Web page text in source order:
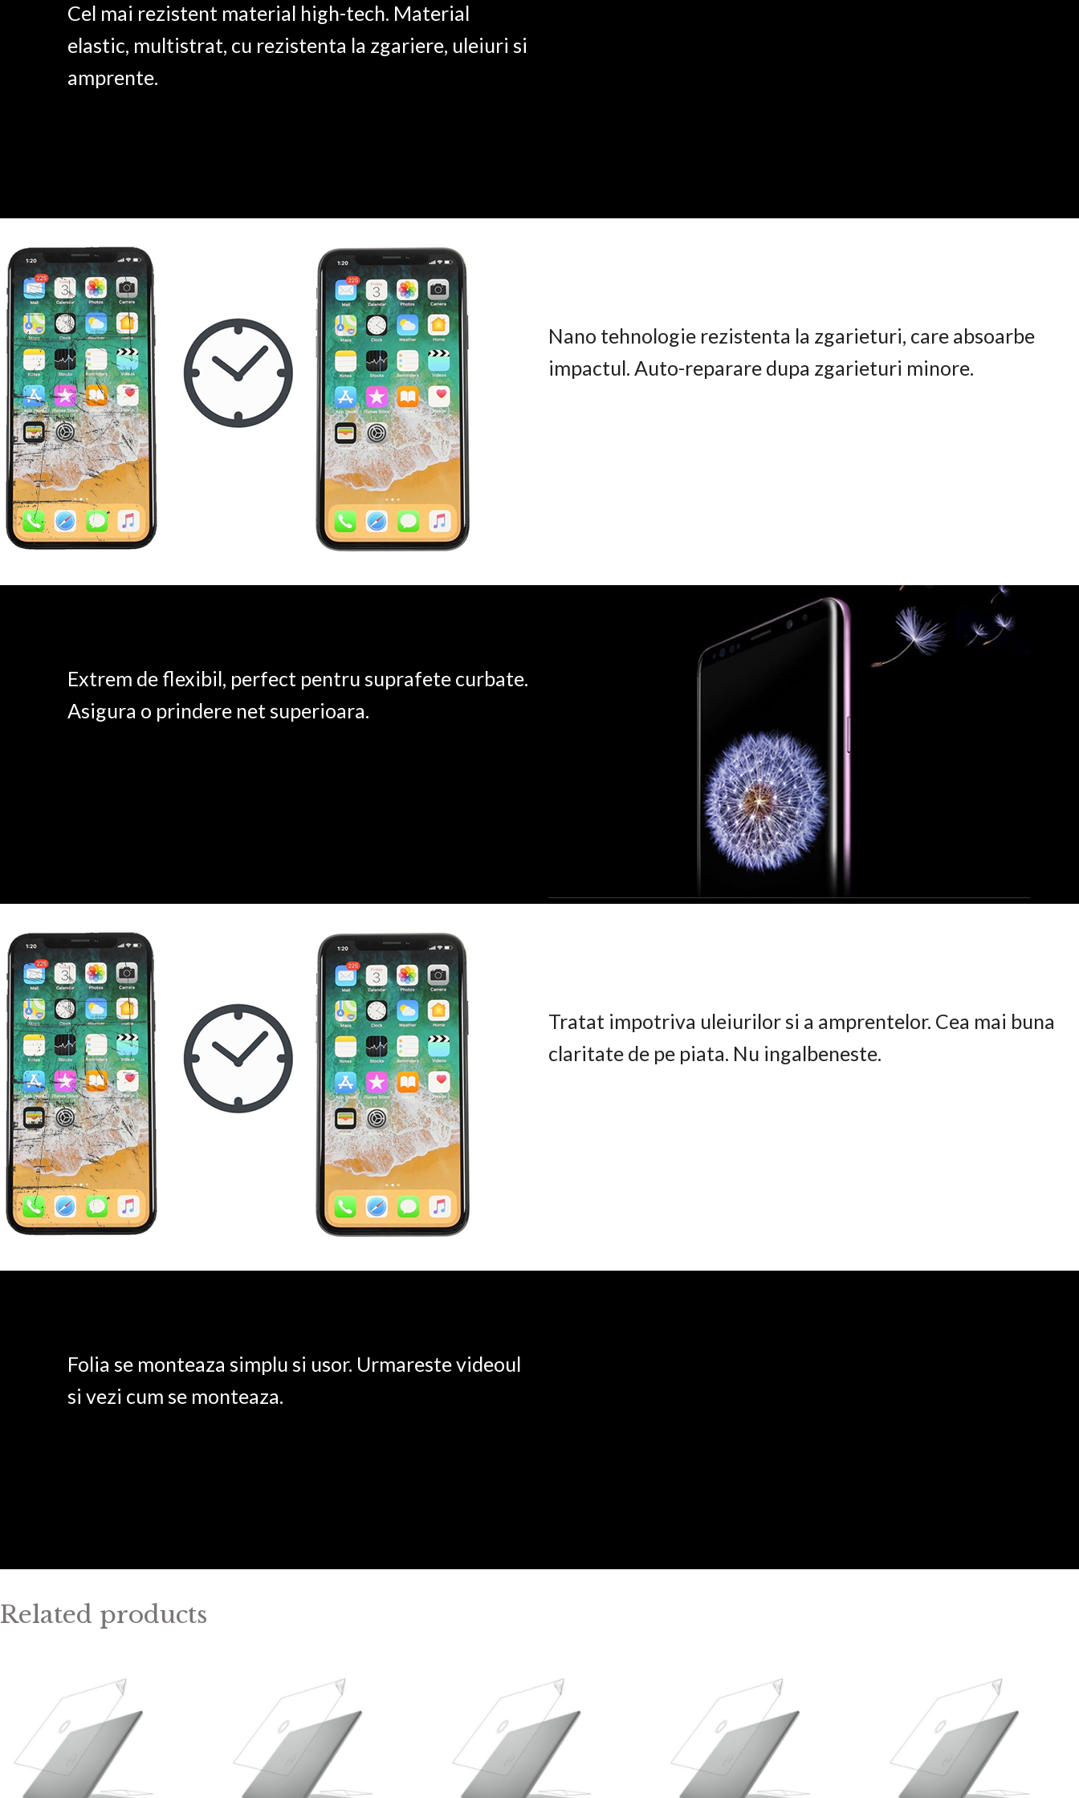
Cel mai rezistent material high-tech. Material
elastic, multistrat, cu rezistenta la zgariere, uleiuri si
amprente.
Nano tehnologie rezistenta la zgarieturi, care absoarbe
impactul. Auto-reparare dupa zgarieturi minore.
Extrem de flexibil, perfect pentru suprafete curbate.
Asigura o prindere net superioara.
Tratat impotriva uleiurilor si a amprentelor. Cea mai buna
claritate de pe piata. Nu ingalbeneste.
Folia se monteaza simplu si usor. Urmareste videoul
si vezi cum se monteaza.
Related products